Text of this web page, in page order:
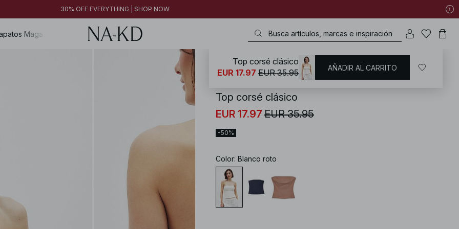
30% OFF EVERYTHING | SHOP NOW
Magazine
NA-KD / Tops / Bandeau Tops
Top corsé clásico
EUR 17.97 EUR 35.95
-50%
Color: Blanco roto
Top corsé clásico
EUR 17.97 EUR 35.95 AÑADIR AL CARRITO